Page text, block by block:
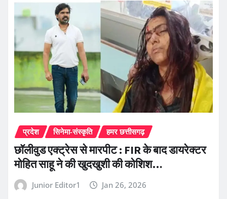
प्रदेश सिनेमा-संस्कृति हमर छत्तीसगढ़
छॉलीवुड एक्ट्रेस से मारपीट : FIR के बाद डायरेक्टर
मोहित साहू ने की खुदखुशी की कोशिश…
Junior Editor1 Jan 26, 2026